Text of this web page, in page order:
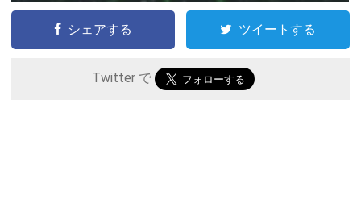
シェアする ツイートする
Twitter で